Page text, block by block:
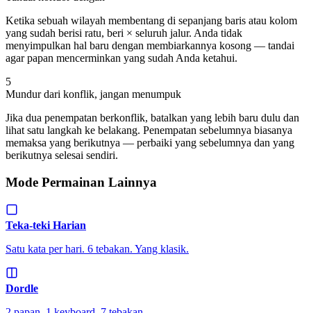
Ketika sebuah wilayah membentang di sepanjang baris atau kolom
yang sudah berisi ratu, beri × seluruh jalur. Anda tidak
menyimpulkan hal baru dengan membiarkannya kosong — tandai
agar papan mencerminkan yang sudah Anda ketahui.
5
Mundur dari konflik, jangan menumpuk
Jika dua penempatan berkonflik, batalkan yang lebih baru dulu dan
lihat satu langkah ke belakang. Penempatan sebelumnya biasanya
memaksa yang berikutnya — perbaiki yang sebelumnya dan yang
berikutnya selesai sendiri.
Mode Permainan Lainnya
Teka-teki Harian
Satu kata per hari. 6 tebakan. Yang klasik.
Dordle